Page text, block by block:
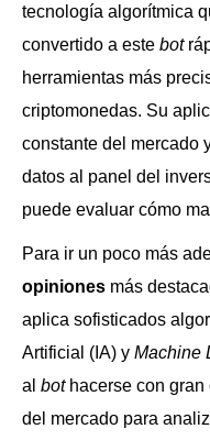
tecnología algorítmica
convertido a este bot
herramientas más
criptomonedas. Su
constante del mercado
datos al panel del
puede evaluar cómo
Para ir un poco más
opiniones más
aplica sofisticados
Artificial (IA) y Machine
al bothacerse con gran
del mercado para